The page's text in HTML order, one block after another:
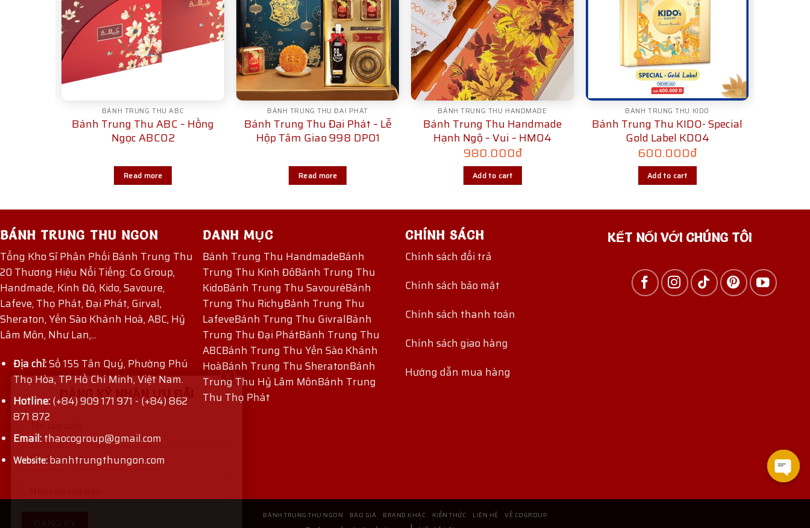
BÁNH TRUNG THU ABC
Bánh Trung Thu ABC – Hồng
Ngọc ABC02
Read more
BÁNH TRUNG THU ĐẠI PHÁT
Bánh Trung Thu Đại Phát – Lễ
Hộp Tâm Giao 998 DP01
Read more
BÁNH TRUNG THU HANDMADE
Bánh Trung Thu Handmade
Hạnh Ngộ – Vui – HM04
980.000₫
Add to cart
BÁNH TRUNG THU KIDO
Bánh Trung Thu KIDO- Special
Gold Label KD04
600.000₫
Add to cart
BÁNH TRUNG THU NGON
Tổng Kho Sỉ Phân Phối Bánh Trung Thu
20 Thương Hiệu Nổi Tiếng: Co Group,
Handmade, Kinh Đô, Kido, Savoure,
Lafeve, Thọ Phát, Đại Phát, Girval,
Sheraton, Yến Sào Khánh Hoà, ABC, Hỷ
Lâm Môn, Như Lan,...
Địa chỉ:Số 155 Tân Quý, Phường Phú
Thọ Hòa, TP Hồ Chí Minh, Việt Nam.
Hotline:(+84) 909 171 971 - (+84) 862
871 872
Email:thaocogroup@gmail.com
Website:banhtrungthungon.com
DANH MỤC
Bánh Trung Thu HandmadeBánh
Trung Thu Kinh ĐôBánh Trung Thu
KidoBánh Trung Thu SavouréBánh
Trung Thu RichyBánh Trung Thu
LafeveBánh Trung Thu GivralBánh
Trung Thu Đại PhátBánh Trung Thu
ABCBánh Trung Thu Yến Sào Khánh
HoàBánh Trung Thu SheratonBánh
Trung Thu Hỷ Lâm MônBánh Trung
Thu Thọ Phát
CHÍNH SÁCH
Chính sách đổi trả
Chính sách bảo mật
Chính sách thanh toán
Chính sách giao hàng
Hướng dẫn mua hàng
KẾT NỐI VỚI CHÚNG TÔI
BÁNH TRUNG THU NGON BÁO GIÁ BRAND KHÁC KIẾN THỨC LIÊN HỆ VỀ COGROUP
ĐĂNG KÝ NHẬN ƯU ĐÃI